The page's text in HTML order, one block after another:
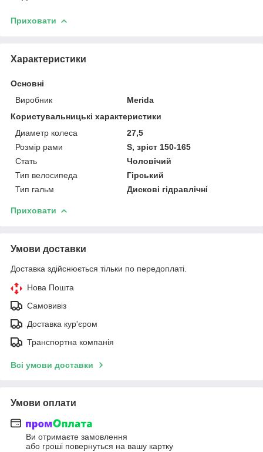
Приховати
Характеристики
Основні
Виробник
Merida
Користувальницькі характеристики
Диаметр колеса
27,5
Розмір рами
S, зріст 150-165
Стать
Чоловічий
Тип велосипеда
Гірський
Тип гальм
Дискові гідравлічні
Приховати
Умови доставки
Доставка здійснюється тільки по передоплаті.
Нова Пошта
Самовивіз
Доставка кур'єром
Транспортна компанія
Всі умови доставки
Умови оплати
Ви отримаєте замовлення
або гроші повернуться на вашу картку